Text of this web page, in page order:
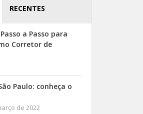
RECENTES
a Passo para
Corretor de
Paulo: conheça o
de 2022